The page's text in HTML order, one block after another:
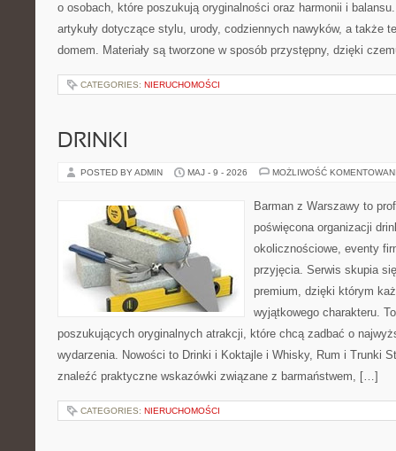
o osobach, które poszukują oryginalności oraz harmonii i
artykuły dotyczące stylu, urody, codziennych nawyków, a także
domem. Materiały są tworzone w sposób przystępny, dzięki
CATEGORIES: NIERUCHOMOŚCI
DRINKI
POSTED BY ADMIN MAJ - 9 - 2026 MOŻLIWOŚĆ
Barman z Warszawy to
poświęcona organizacji
okolicznościowe, eventy
przyjęcia. Serwis skupia
premium, dzięki którym
wyjątkowego charakteru.
poszukujących oryginalnych atrakcji, które chcą zadbać o
wydarzenia. Nowości to Drinki i Koktajle i Whisky, Rum i Trunki
znaleźć praktyczne wskazówki związane z barmaństwem, […]
CATEGORIES: NIERUCHOMOŚCI